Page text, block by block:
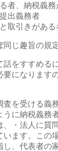
者、納税義
出義務者
取引きがある
じ趣旨の規
をすすめる
要になります
を受ける義
うに納税義務
、・法人に質
います。この
し、代表者の